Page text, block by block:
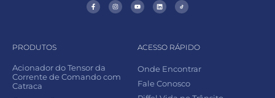
PRODUTOS
Acionador do Tensor da
Corrente de Comando com
Catraca
ACESSO RÁPIDO
Onde Encontrar
Fale Conosco